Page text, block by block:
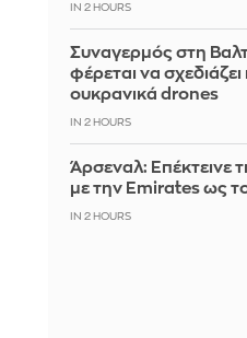
IN 2 HOURS
Συναγερμός στη
φέρεται να
ουκρανικά drones
IN 2 HOURS
Άρσεναλ: Επέκτεινε
με την Emirates ως
IN 2 HOURS